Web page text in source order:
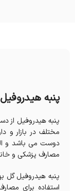
پنبه هیدروفیل
پنبه هیدروفیل از
مختلف در بازار و
دوست می باشد و
مصارف پزشکی و
پنبه هیدروفیل گل
استفاده برای